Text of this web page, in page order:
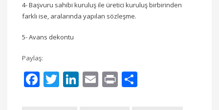
4- Başvuru sahibi kuruluş ile üretici kuruluş birbirinden
farklı ise, aralarında yapılan sözleşme.
5- Avans dekontu
Paylaş:
Facebook
Twitter
LinkedIn
Email
Print